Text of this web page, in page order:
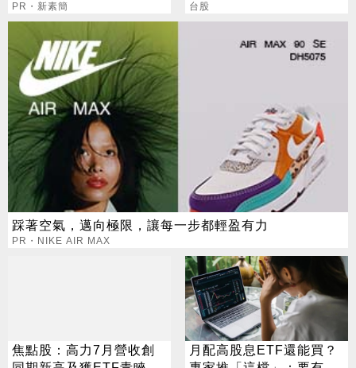
坦了
PR・新素簡 台股
踩著空氣，邁向極限，讓每一步都輕盈有力
PR・NIKE AIR MAX
焦點股：高力7月營收創
月配高股息ETF還能買？